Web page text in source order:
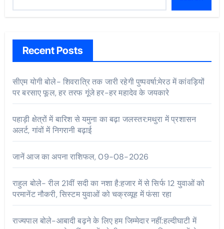
Recent Posts
सीएम योगी बोले- शिवरात्रि तक जारी रहेगी पुष्पवर्षा:मेरठ में कांवड़ियों
पर बरसाए फूल, हर तरफ गूंजे हर-हर महादेव के जयकारे
पहाड़ी क्षेत्रों में बारिश से यमुना का बढ़ा जलस्तर:मथुरा में प्रशासन
अलर्ट, गांवों में निगरानी बढ़ाई
जानें आज का अपना राशिफल, 09-08-2026
राहुल बोले- रील 21वीं सदी का नशा है:हजार में से सिर्फ 12 युवाओं को
परमानेंट नौकरी, सिस्टम युवाओं को चक्रव्यूह में फंसा रहा
राज्यपाल बोले-आबादी बढ़ने के लिए हम जिम्मेदार नहीं:हल्दीघाटी में